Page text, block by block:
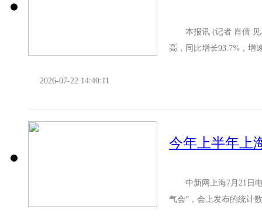
本报讯 (记者 肖倩 见
高，同比增长93.7%，增
2026-07-22 14:40:11
中新网上海7月21日电
气会”，会上发布的统计